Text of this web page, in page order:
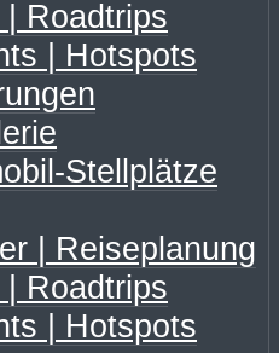
| Roadtrips
| Hotspots
Stellplätze
| Reiseplanung
| Roadtrips
| Hotspots